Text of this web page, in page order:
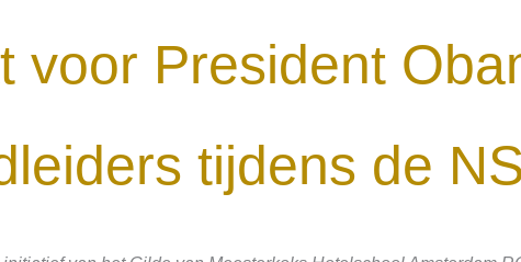
voor President
tijdens de